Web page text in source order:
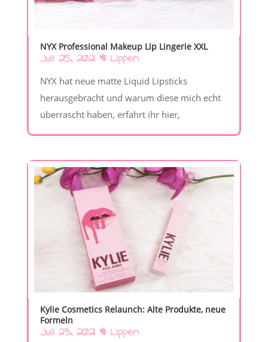
NYX Professional Makeup Lip Lingerie XXL
Juli 25, 2021| Lippen
NYX hat neue matte Liquid Lipsticks
herausgebracht und warum diese mich echt
überrascht haben, erfahrt ihr hier,
Kylie Cosmetics Relaunch: Alte Produkte, neue
Formeln
Juli 23, 2021| Lippen